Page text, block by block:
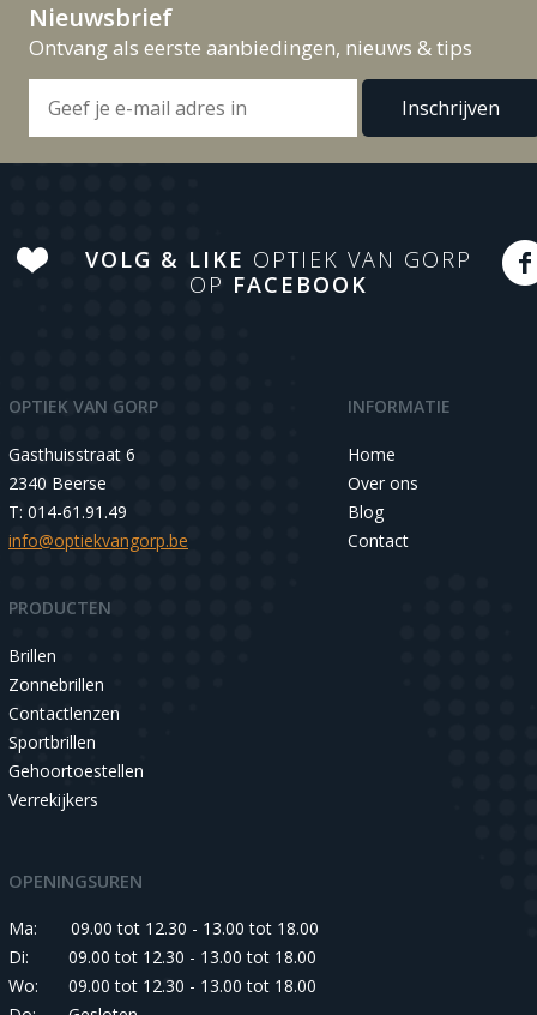
Nieuwsbrief
Ontvang als eerste aanbiedingen, nieuws & tips
VOLG & LIKE OPTIEK VAN GORP
OP FACEBOOK
OPTIEK VAN GORP
Gasthuisstraat 6
2340 Beerse
T: 014-61.91.49
info@optiekvangorp.be
INFORMATIE
Home
Over ons
Blog
Contact
PRODUCTEN
Brillen
Zonnebrillen
Contactlenzen
Sportbrillen
Gehoortoestellen
Verrekijkers
OPENINGSUREN
Ma:
09.00 tot 12.30 - 13.00 tot 18.00
Di:
09.00 tot 12.30 - 13.00 tot 18.00
Wo:
09.00 tot 12.30 - 13.00 tot 18.00